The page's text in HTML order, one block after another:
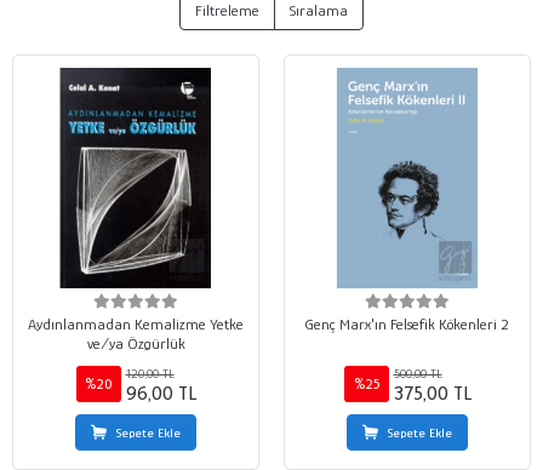
Filtreleme Sıralama
Aydınlanmadan Kemalizme Yetke
ve/ya Özgürlük
%20
120,00 TL
96,00 TL
Sepete Ekle
Genç Marx'ın Felsefik Kökenleri 2
%25
500,00 TL
375,00 TL
Sepete Ekle